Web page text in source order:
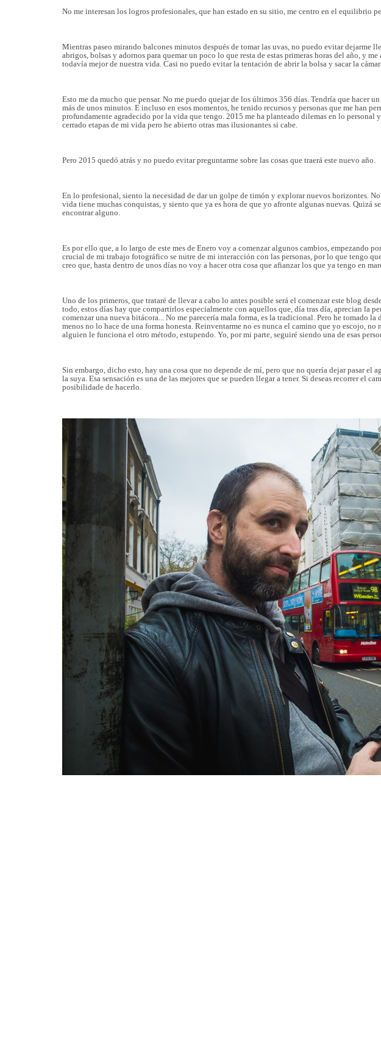
No me interesan los logros profesionales, que han estado en su sitio, me centro en el equilibrio
Mientras paseo mirando balcones minutos después de tomar las uvas, no puedo evitar dejarme
abrigos, bolsas y adornos para quemar un poco lo que resta de estas primeras horas del año, y
todavía mejor de nuestra vida. Casi no puedo evitar la tentación de abrir la bolsa y sacar la
Esto me da mucho que pensar. No me puedo quejar de los últimos 356 días. Tendría que hacer
más de unos minutos. E incluso en esos momentos, he tenido recursos y personas que me han
profundamente agradecido por la vida que tengo. 2015 me ha planteado dilemas en lo
cerrado etapas de mi vida pero he abierto otras mas ilusionantes si cabe.
Pero 2015 quedó atrás y no puedo evitar preguntarme sobre las cosas que traerá este nuevo año.
En lo profesional, siento la necesidad de dar un golpe de timón y explorar nuevos horizontes.
vida tiene muchas conquistas, y siento que ya es hora de que yo afronte algunas nuevas.
encontrar alguno.
Es por ello que, a lo largo de este mes de Enero voy a comenzar algunos cambios, empezando
crucial de mi trabajo fotográfico se nutre de mi interacción con las personas, por lo que tengo
creo que, hasta dentro de unos días no voy a hacer otra cosa que afianzar los que ya tengo en
Uno de los primeros, que trataré de llevar a cabo lo antes posible será el comenzar este blog
todo, estos días hay que compartirlos especialmente con aquellos que, día tras día, aprecian la
comenzar una nueva bitácora... No me parecería mala forma, es la tradicional. Pero he tomado
menos no lo hace de una forma honesta. Reinventarme no es nunca el camino que yo escojo,
alguien le funciona el otro método, estupendo. Yo, por mi parte, seguiré siendo una de esas
Sin embargo, dicho esto, hay una cosa que no depende de mí, pero que no quería dejar pasar
la suya. Esa sensación es una de las mejores que se pueden llegar a tener. Si deseas recorrer el
posibilidade de hacerlo.